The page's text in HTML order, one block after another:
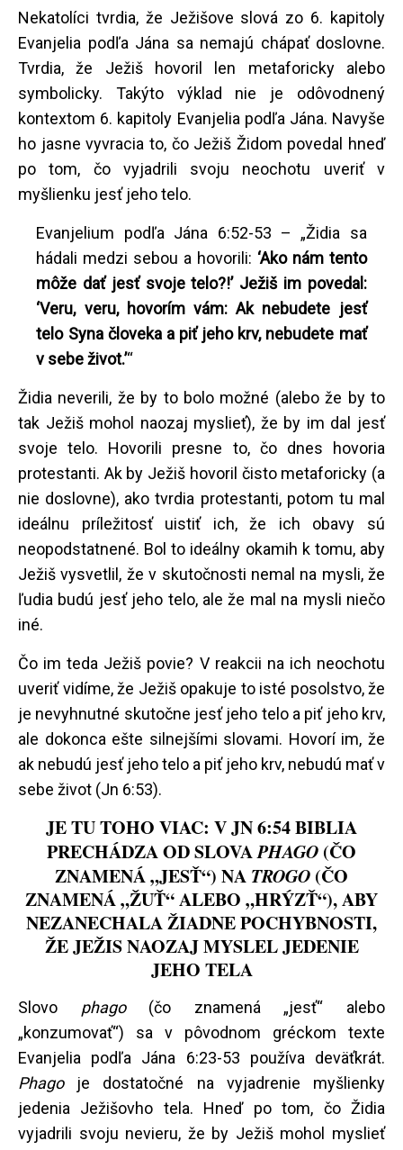
Nekatolíci tvrdia, že Ježišove slová zo 6. kapitoly
Evanjelia podľa Jána sa nemajú chápať doslovne.
Tvrdia, že Ježiš hovoril len metaforicky alebo
symbolicky. Takýto výklad nie je odôvodnený
kontextom 6. kapitoly Evanjelia podľa Jána. Navyše
ho jasne vyvracia to, čo Ježiš Židom povedal hneď
po tom, čo vyjadrili svoju neochotu uveriť v
myšlienku jesť jeho telo.
Evanjelium podľa Jána 6:52-53 – „Židia sa
hádali medzi sebou a hovorili: ‘Ako nám tento
môže dať jesť svoje telo?!’ Ježiš im povedal:
‘Veru, veru, hovorím vám: Ak nebudete jesť
telo Syna človeka a piť jeho krv, nebudete mať
v sebe život.’“
Židia neverili, že by to bolo možné (alebo že by to
tak Ježiš mohol naozaj myslieť), že by im dal jesť
svoje telo. Hovorili presne to, čo dnes hovoria
protestanti. Ak by Ježiš hovoril čisto metaforicky (a
nie doslovne), ako tvrdia protestanti, potom tu mal
ideálnu príležitosť uistiť ich, že ich obavy sú
neopodstatnené. Bol to ideálny okamih k tomu, aby
Ježiš vysvetlil, že v skutočnosti nemal na mysli, že
ľudia budú jesť jeho telo, ale že mal na mysli niečo
iné.
Čo im teda Ježiš povie? V reakcii na ich neochotu
uveriť vidíme, že Ježiš opakuje to isté posolstvo, že
je nevyhnutné skutočne jesť jeho telo a piť jeho krv,
ale dokonca ešte silnejšími slovami. Hovorí im, že
ak nebudú jesť jeho telo a piť jeho krv, nebudú mať v
sebe život (Jn 6:53).
JE TU TOHO VIAC: V JN 6:54 BIBLIA
PRECHÁDZA OD SLOVAPHAGO (ČO
ZNAMENÁ „JESŤ“) NA TROGO (ČO
ZNAMENÁ „ŽUŤ“ ALEBO „HRÝZŤ“), ABY
NEZANECHALA ŽIADNE POCHYBNOSTI,
ŽE JEŽIS NAOZAJ MYSLEL JEDENIE
JEHO TELA
Slovo phago (čo znamená „jesť“ alebo
„konzumovať“) sa v pôvodnom gréckom texte
Evanjelia podľa Jána 6:23-53 používa deväťkrát.
Phago je dostatočné na vyjadrenie myšlienky
jedenia Ježišovho tela. Hneď po tom, čo Židia
vyjadrili svoju nevieru, že by Ježiš mohol myslieť